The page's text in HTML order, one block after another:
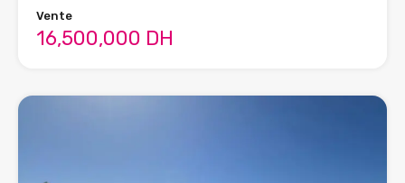
Vente
16,500,000 DH